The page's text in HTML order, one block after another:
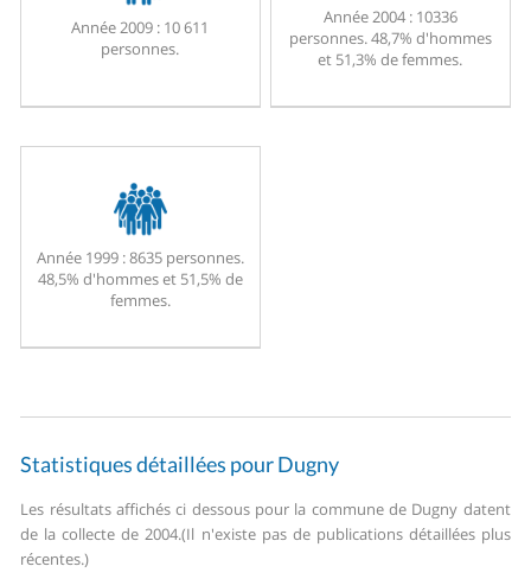
Année 2009 : 10 611
personnes.
Année 2004 :10336
personnes. 48,7% d'hommes
et 51,3% de femmes.
Année 1999 :8635 personnes.
48,5% d'hommes et 51,5% de
femmes.
Statistiques détaillées pour Dugny
Les résultats affichés ci dessous pour la commune de Dugny datent
de la collecte de 2004.(Il n'existe pas de publications détaillées plus
récentes.)